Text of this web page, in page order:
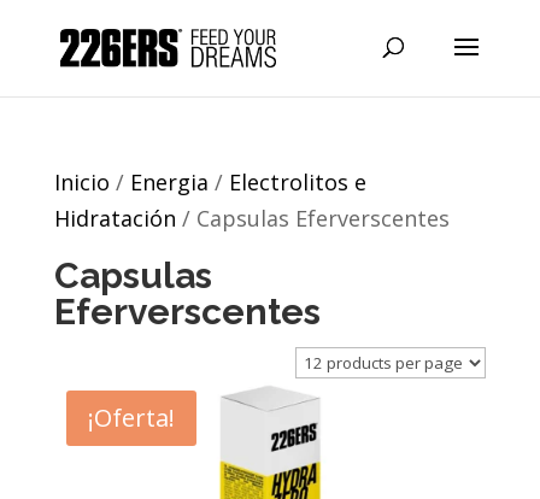
Inicio / Energia / Electrolitos e
Hidratación / Capsulas Eferverscentes
Capsulas
Eferverscentes
¡Oferta!